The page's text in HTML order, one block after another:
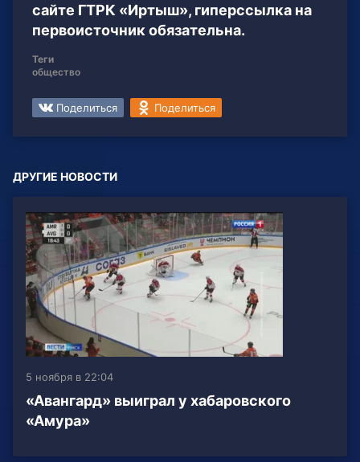
сайте ГТРК «Иртыш», гиперссылка на
первоисточник обязательна.
Теги
общество
Поделиться Поделиться
ДРУГИЕ НОВОСТИ
5 ноября в 22:04
«Авангард» выиграл у хабаровского
«Амура»